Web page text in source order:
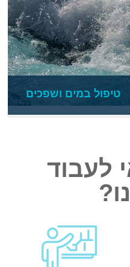
טיפול במים ושפכים
לעבוד